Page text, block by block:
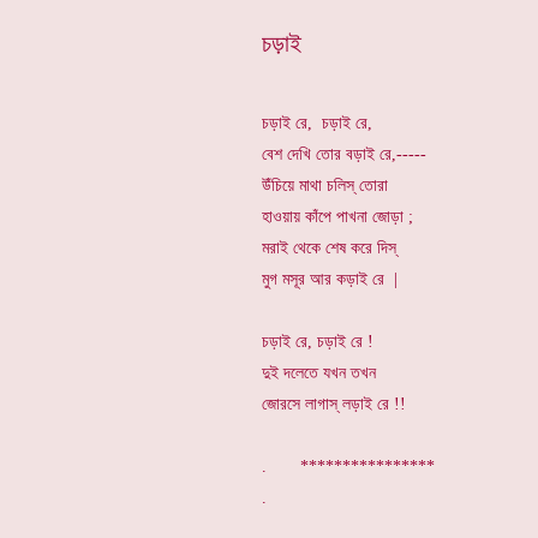
চড়াই
চড়াই রে, চড়াই রে,
বেশ দেখি তোর বড়াই রে,-----
উঁচিয়ে মাথা চলিস্ তোরা
হাওয়ায় কাঁপে পাখনা জোড়া ;
মরাই থেকে শেষ করে দিস্
মুগ মসূর আর কড়াই রে |
চড়াই রে, চড়াই রে !
দুই দলেতে যখন তখন
জোরসে লাগাস্ লড়াই রে !!
.